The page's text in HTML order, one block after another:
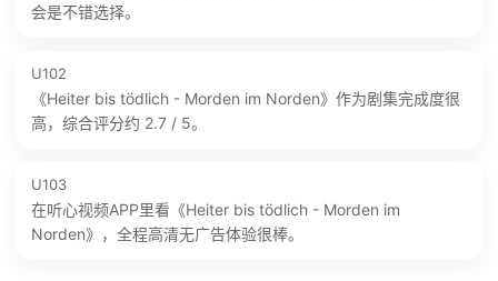
会是不错选择。
U102
《Heiter bis tödlich - Morden im Norden》作为剧集完成度很
高，综合评分约 2.7 / 5。
U103
在听心视频APP里看《Heiter bis tödlich - Morden im
Norden》，全程高清无广告体验很棒。